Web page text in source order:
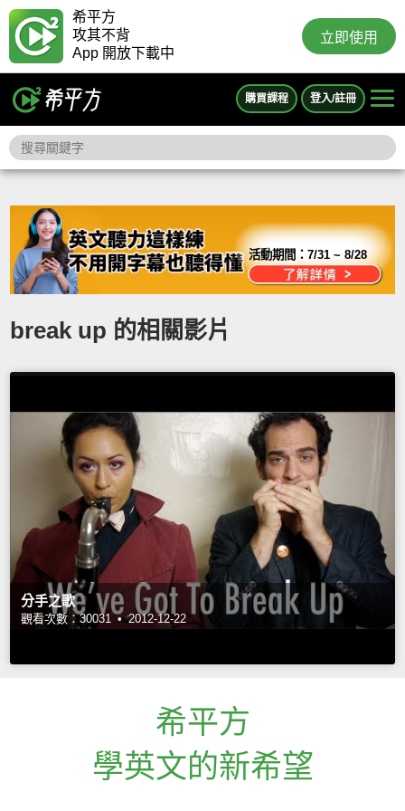
希平方
攻其不背
App 開放下載中
立即使用
購買課程 登入/註冊
活動期間：7/31 ~ 8/28
break up 的相關影片
分手之歌
觀看次數：30031 • 2012-12-22
希平方
學英文的新希望